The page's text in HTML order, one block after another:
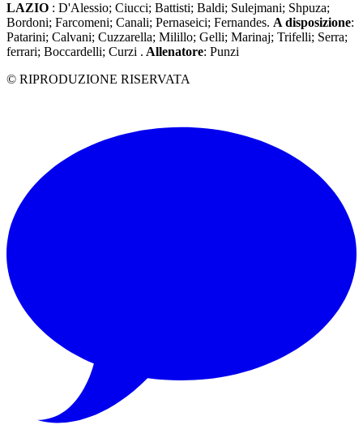
LAZIO : D'Alessio; Ciucci; Battisti; Baldi; Sulejmani; Shpuza;
Bordoni; Farcomeni; Canali; Pernaseici; Fernandes. A disposizione:
Patarini; Calvani; Cuzzarella; Milillo; Gelli; Marinaj; Trifelli; Serra;
ferrari; Boccardelli; Curzi . Allenatore: Punzi
© RIPRODUZIONE RISERVATA